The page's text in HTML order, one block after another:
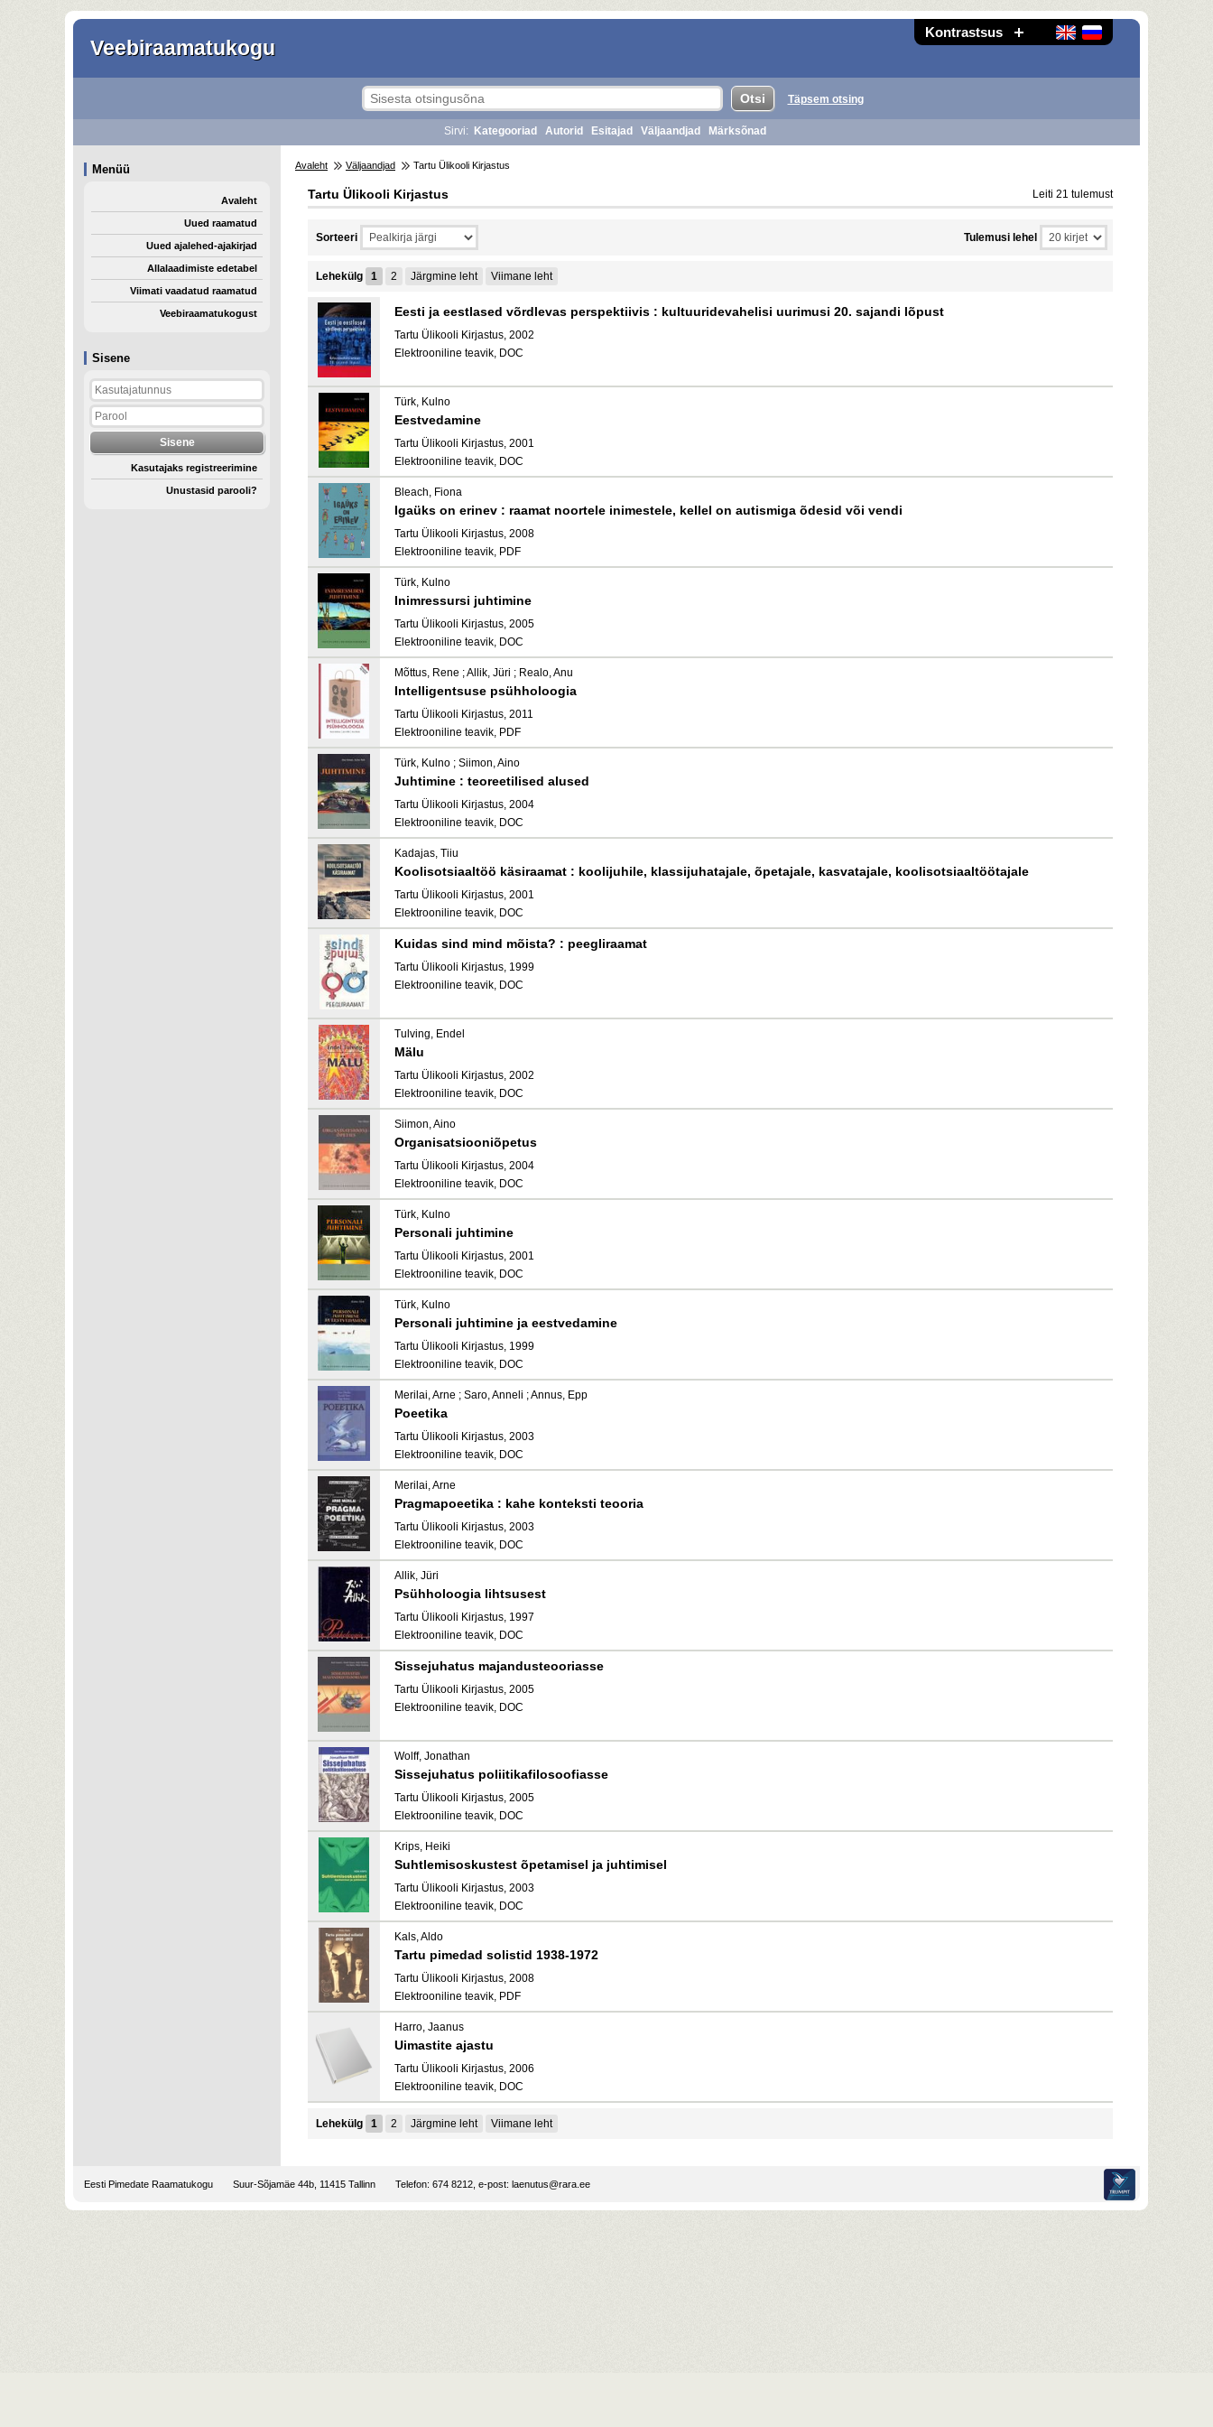
Kontrastsus
Veebiraamatukogu
Sisene
Kasutajaks registreerimine
Unustasid parooli?
Täpsem otsing
Sirvi: Kategooriad Autorid Esitajad Väljaandjad Märksõnad
Menüü
Avaleht
Uued raamatud
Uued ajalehed-ajakirjad
Allalaadimiste edetabel
Viimati vaadatud raamatud
Veebiraamatukogust
Avaleht Väljaandjad Tartu Ülikooli Kirjastus
Tartu Ülikooli Kirjastus Leiti 21 tulemust
Sorteeri Tulemusi lehel
Lehekülg 1 2 Järgmine leht Viimane leht
Eesti ja eestlased võrdlevas perspektiivis : kultuuridevahelisi uurimusi 20. sajandi lõpust
Tartu Ülikooli Kirjastus, 2002
Elektrooniline teavik, DOC
Türk, Kulno
Eestvedamine
Tartu Ülikooli Kirjastus, 2001
Elektrooniline teavik, DOC
Bleach, Fiona
Igaüks on erinev : raamat noortele inimestele, kellel on autismiga õdesid või vendi
Tartu Ülikooli Kirjastus, 2008
Elektrooniline teavik, PDF
Türk, Kulno
Inimressursi juhtimine
Tartu Ülikooli Kirjastus, 2005
Elektrooniline teavik, DOC
Mõttus, Rene ; Allik, Jüri ; Realo, Anu
Intelligentsuse psühholoogia
Tartu Ülikooli Kirjastus, 2011
Elektrooniline teavik, PDF
Türk, Kulno ; Siimon, Aino
Juhtimine : teoreetilised alused
Tartu Ülikooli Kirjastus, 2004
Elektrooniline teavik, DOC
Kadajas, Tiiu
Koolisotsiaaltöö käsiraamat : koolijuhile, klassijuhatajale, õpetajale, kasvatajale, koolisotsiaaltöötajale
Tartu Ülikooli Kirjastus, 2001
Elektrooniline teavik, DOC
Kuidas sind mind mõista? : peegliraamat
Tartu Ülikooli Kirjastus, 1999
Elektrooniline teavik, DOC
Tulving, Endel
Mälu
Tartu Ülikooli Kirjastus, 2002
Elektrooniline teavik, DOC
Siimon, Aino
Organisatsiooniõpetus
Tartu Ülikooli Kirjastus, 2004
Elektrooniline teavik, DOC
Türk, Kulno
Personali juhtimine
Tartu Ülikooli Kirjastus, 2001
Elektrooniline teavik, DOC
Türk, Kulno
Personali juhtimine ja eestvedamine
Tartu Ülikooli Kirjastus, 1999
Elektrooniline teavik, DOC
Merilai, Arne ; Saro, Anneli ; Annus, Epp
Poeetika
Tartu Ülikooli Kirjastus, 2003
Elektrooniline teavik, DOC
Merilai, Arne
Pragmapoeetika : kahe konteksti teooria
Tartu Ülikooli Kirjastus, 2003
Elektrooniline teavik, DOC
Allik, Jüri
Psühholoogia lihtsusest
Tartu Ülikooli Kirjastus, 1997
Elektrooniline teavik, DOC
Sissejuhatus majandusteooriasse
Tartu Ülikooli Kirjastus, 2005
Elektrooniline teavik, DOC
Wolff, Jonathan
Sissejuhatus poliitikafilosoofiasse
Tartu Ülikooli Kirjastus, 2005
Elektrooniline teavik, DOC
Krips, Heiki
Suhtlemisoskustest õpetamisel ja juhtimisel
Tartu Ülikooli Kirjastus, 2003
Elektrooniline teavik, DOC
Kals, Aldo
Tartu pimedad solistid 1938-1972
Tartu Ülikooli Kirjastus, 2008
Elektrooniline teavik, PDF
Harro, Jaanus
Uimastite ajastu
Tartu Ülikooli Kirjastus, 2006
Elektrooniline teavik, DOC
Lehekülg 1 2 Järgmine leht Viimane leht
Eesti Pimedate Raamatukogu Suur-Sõjamäe 44b, 11415 Tallinn Telefon: 674 8212, e-post: laenutus@rara.ee